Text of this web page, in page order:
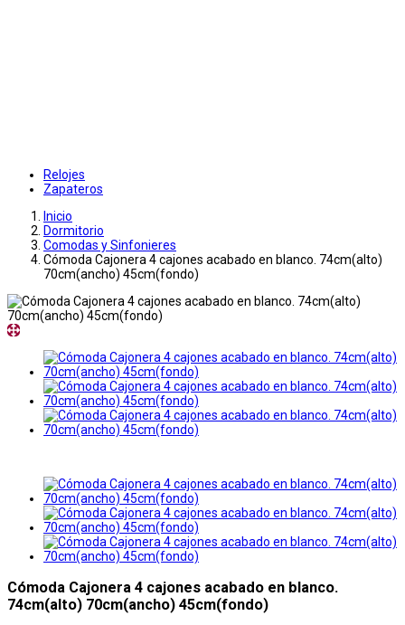
Relojes
Zapateros
Inicio
Dormitorio
Comodas y Sinfonieres
Cómoda Cajonera 4 cajones acabado en blanco. 74cm(alto)
70cm(ancho) 45cm(fondo)
Cómoda Cajonera 4 cajones acabado en blanco.
74cm(alto) 70cm(ancho) 45cm(fondo)